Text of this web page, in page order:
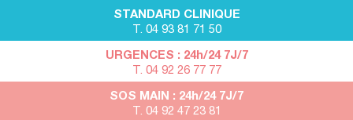
STANDARD CLINIQUE
T. 04 93 81 71 50
URGENCES : 24h/24 7J/7
T. 04 92 26 77 77
SOS MAIN : 24h/24 7J/7
T. 04 92 47 23 81